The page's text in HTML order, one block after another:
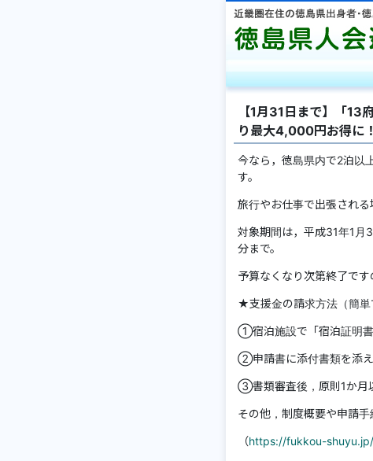
【1月31日まで】「13
り最大4,000円お得に！
今なら，徳島県内で2泊以
す。
旅行やお仕事で出張される
対象期間は，平成31年1月
分まで。
予算なくなり次第終了です
★支援金の請求方法（簡単
①宿泊施設で「宿泊証明書
②申請書に添付書類を添え
③書類審査後，原則1か月
その他，制度概要や申請
（https://fukkou-